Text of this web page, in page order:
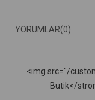
YORUMLAR(0)
<img src="/
Butik</